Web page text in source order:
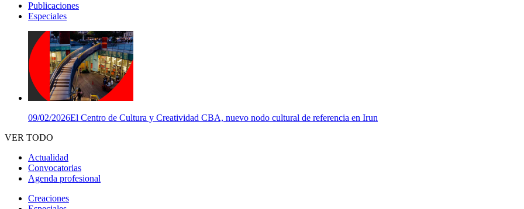
Publicaciones
Especiales
09/02/2026El Centro de Cultura y Creatividad CBA, nuevo nodo cultural de referencia en Irun
VER TODO
Actualidad
Convocatorias
Agenda profesional
Creaciones